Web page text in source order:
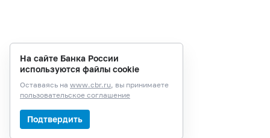
На сайте Банка России
используются файлы cookie
Оставаясь на www.cbr.ru, вы принимаете
пользовательское соглашение
Подтвердить